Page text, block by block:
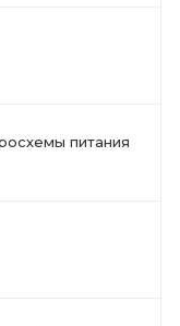
питания